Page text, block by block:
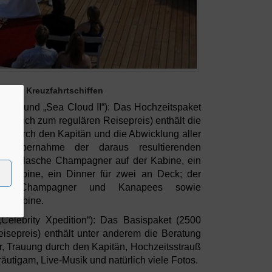
auf Kreuzfahrtschiffen
und „Sea Cloud II“): Das Hochzeitspaket
zum regulären Reisepreis) enthält die
durch den Kapitän und die Abwicklung aller
Übernahme der daraus resultierenden
Flasche Champagner auf der Kabine, ein
Kabine, ein Dinner für zwei an Deck; der
Champagner und Kanapees sowie
Kabine.
Xpedition“): Das Basispaket (2500
enthält unter anderem die Beratung
Trauung durch den Kapitän, Hochzeitsstrauß
Live-Musik und natürlich viele Fotos.